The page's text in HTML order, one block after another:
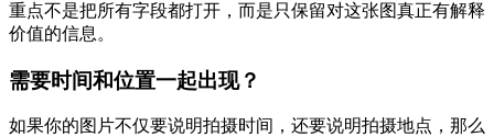
重点不是把所有字段都打开，而是只保留对这张图真正有解释
价值的信息。
需要时间和位置一起出现？
如果你的图片不仅要说明拍摄时间，还要说明拍摄地点，那么